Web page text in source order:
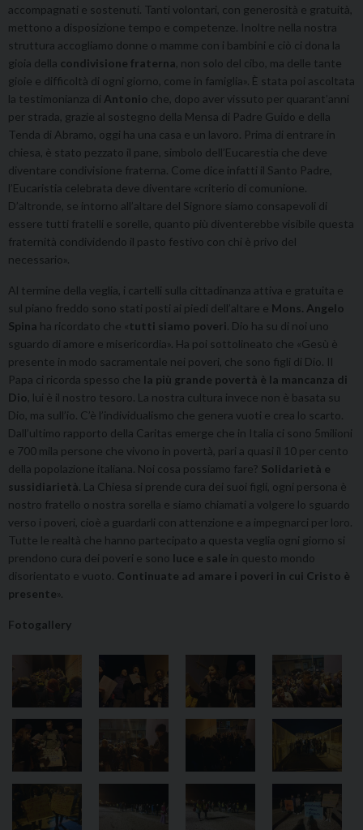
accompagnati e sostenuti. Tanti volontari, con generosità e gratuità,
mettono a disposizione tempo e competenze. Inoltre nella nostra
struttura accogliamo donne o mamme con i bambini e ciò ci dona la
gioia della condivisione fraterna , non solo del cibo, ma delle tante
gioie e difficoltà di ogni giorno, come in famiglia». È stata poi ascoltata
la testimonianza di Antonio che, dopo aver vissuto per quarant’anni
per strada, grazie al sostegno della Mensa di Padre Guido e della
Tenda di Abramo, oggi ha una casa e un lavoro. Prima di entrare in
chiesa, è stato pezzato il pane, simbolo dell’Eucarestia che deve
diventare condivisione fraterna. Come dice infatti il Santo Padre,
l’Eucaristia celebrata deve diventare «criterio di comunione.
D’altronde, se intorno all’altare del Signore siamo consapevoli di
essere tutti fratelli e sorelle, quanto più diventerebbe visibile questa
fraternità condividendo il pasto festivo con chi è privo del
necessario».
Al termine della veglia, i cartelli sulla cittadinanza attiva e gratuita e
sul piano freddo sono stati posti ai piedi dell’altare e Mons. Angelo
Spina ha ricordato che «tutti siamo poveri . Dio ha su di noi uno
sguardo di amore e misericordia». Ha poi sottolineato che «Gesù è
presente in modo sacramentale nei poveri, che sono figli di Dio. Il
Papa ci ricorda spesso che la più grande povertà è la mancanza di
Dio , lui è il nostro tesoro. La nostra cultura invece non è basata su
Dio, ma sull’io. C’è l’individualismo che genera vuoti e crea lo scarto.
Dall’ultimo rapporto della Caritas emerge che in Italia ci sono 5milioni
e 700 mila persone che vivono in povertà, pari a quasi il 10 per cento
della popolazione italiana. Noi cosa possiamo fare? Solidarietà e
sussidiarietà . La Chiesa si prende cura dei suoi figli, ogni persona è
nostro fratello o nostra sorella e siamo chiamati a volgere lo sguardo
verso i poveri, cioè a guardarli con attenzione e a impegnarci per loro.
Tutte le realtà che hanno partecipato a questa veglia ogni giorno si
prendono cura dei poveri e sono luce e sale in questo mondo
disorientato e vuoto. Continuate ad amare i poveri in cui Cristo è
presente».
Fotogallery